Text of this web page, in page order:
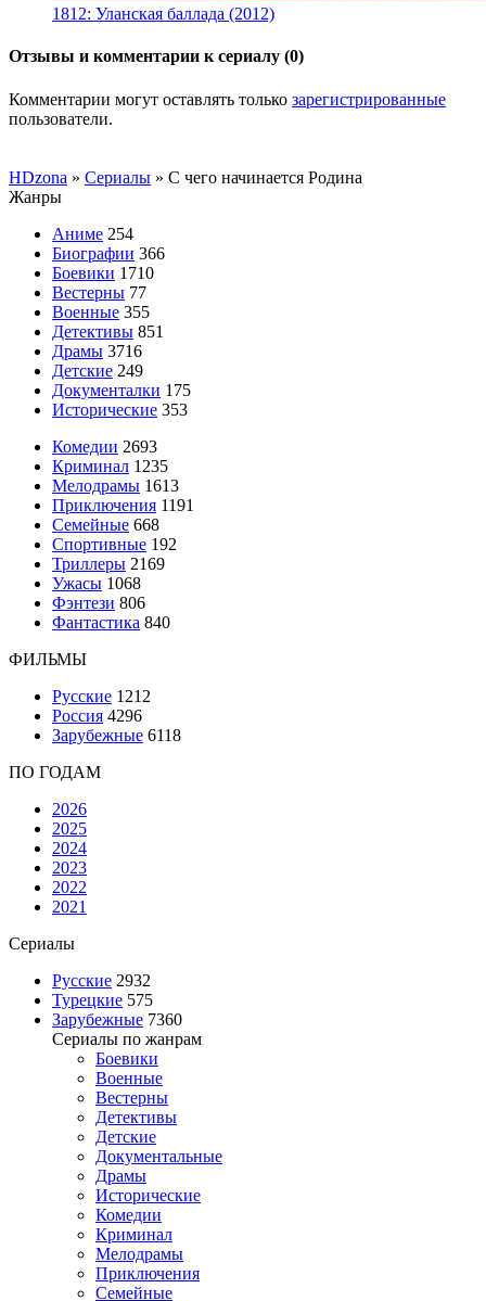
1812: Уланская баллада (2012)
Отзывы и комментарии к сериалу (0)
Комментарии могут оставлять только зарегистрированные
пользователи.
HDzona » Сериалы » С чего начинается Родина
Жанры
Аниме 254
Биографии 366
Боевики 1710
Вестерны 77
Военные 355
Детективы 851
Драмы 3716
Детские 249
Документалки 175
Исторические 353
Комедии 2693
Криминал 1235
Мелодрамы 1613
Приключения 1191
Семейные 668
Спортивные 192
Триллеры 2169
Ужасы 1068
Фэнтези 806
Фантастика 840
ФИЛЬМЫ
Русские 1212
Россия 4296
Зарубежные 6118
ПО ГОДАМ
2026
2025
2024
2023
2022
2021
Сериалы
Русские 2932
Турецкие 575
Зарубежные 7360
Сериалы по жанрам
Боевики
Военные
Вестерны
Детективы
Детские
Документальные
Драмы
Исторические
Комедии
Криминал
Мелодрамы
Приключения
Семейные